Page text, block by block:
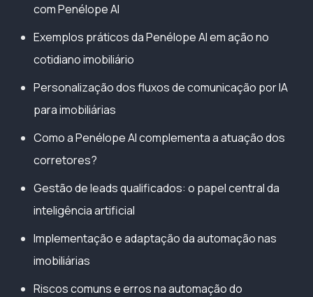
com Penélope AI
Exemplos práticos da Penélope AI em ação no
cotidiano imobiliário
Personalização dos fluxos de comunicação por IA
para imobiliárias
Como a Penélope AI complementa a atuação dos
corretores?
Gestão de leads qualificados: o papel central da
inteligência artificial
Implementação e adaptação da automação nas
imobiliárias
Riscos comuns e erros na automação do